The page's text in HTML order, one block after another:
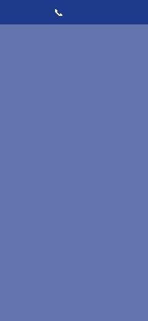
📞